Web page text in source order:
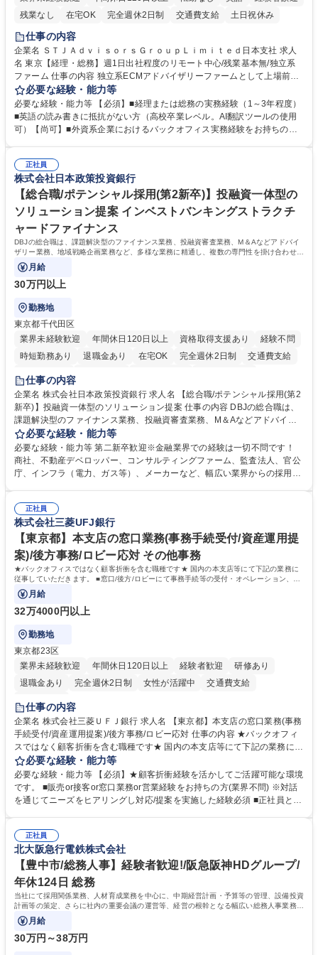
残業なし
在宅OK 完全週休2日制 交通費支給 土日祝休み
仕事の内容
企業名 ＳＴＪＡｄｖｉｓｏｒｓＧｒｏｕｐＬｉｍｉｔｅｄ日本支社 求人
名 東京【経理・総務】週1日出社程度のリモート中心/残業基本無/独立系
ファーム 仕事の内容 独立系ECMアドバイザリーファームとして上場前後
の資本市場戦略を設計する当社にて経理・総務をお任せします。基礎的な
バックオフィス業務からスタートし組織を支える専任担当として広く活躍
できる環境です。 ■日常経理、月次および年次決算サポート業務 ■本国
（グローバル）との英文メール対応（AI翻訳ツール等を使用しての対応で
業務をお任せします。残業も基本的には発生せず、ご自身のペースで業務
を進めやすく定着率の高い環境です。 募集職種 東京【経理・総務】週1日
出社程度のリモート中心/残業基本無/独立系ファーム
必要な経験・能力等
必要な経験・能力等 【必須】■経理または総務の実務経験（1～3年程度）
■英語の読み書きに抵抗がない方（高校卒業レベル。AI翻訳ツールの使用
可）【尚可】■外資系企業におけるバックオフィス実務経験をお持ちの方
【働き方について】現在は週4日程度の在宅勤務を実施しており、ワーク
ライフバランスを重視する方に最適な環境です（フルリモートも面接で相
談可）。【求める人物像】幅広いバックオフィス業務に柔軟に対応でき、
社内外と円滑にコミュニケーションを取りながら業務を推進できる方 学
歴・資格 学歴：大学院 大学 高専 短大 専修学校 高校 語学力： 資格：
正社員
株式会社日本政策投資銀行
【総合職/ポテンシャル採用(第2新卒)】投融資一体型の
ソリューション提案 インベストバンキングストラクチ
ャードファイナンス
DBJの総合職は、課題解決型のファイナンス業務、投融資審査業務、M＆Aなどアドバイ
ザリー業務、地域戦略企画業務など、多様な業務に精通し、複数の専門性を掛け合わせて
広く社会に貢献していく職種です。
月給
30万円以上
勤務地
東京都千代田区
業界未経験歓迎
年間休日120日以上 資格取得支援あり
経験不問
時短勤務あり
退職金あり 在宅OK 完全週休2日制
交通費支給
駅近5分以内
食事補助あり
託児所あり
仕事の内容
企業名 株式会社日本政策投資銀行 求人名 【総合職/ポテンシャル採用(第2
新卒)】投融資一体型のソリューション提案 仕事の内容 DBJの総合職は、
課題解決型のファイナンス業務、投融資審査業務、M＆Aなどアドバイザ
リー業務、地域戦略企画業務など、多様な業務に精通し、複数の専門性を
掛け合わせて広く社会に貢献していく職種です。 入社後は、横断的なロー
テーションを経て適性や専門性に応じたキャリアを形成していただきま
す。総合職として入社いただき、下記いずれかの部門でご活躍いただきま
ート・ナレッジ業務 ※それぞれの業務内容に関しては、別途その他労働条
件備考欄に記載 募集職種 【総合職/ポテンシャル採用(第2新卒)】投融資一
体型のソリューション提案
必要な経験・能力等
必要な経験・能力等 第二新卒歓迎※金融業界での経験は一切不問です！
商社、不動産デベロッパー、コンサルティングファーム、監査法人、官公
庁、インフラ（電力、ガス等）、メーカーなど、幅広い業界からの採用実
く高い志を併せもった人材を求めています。ポテンシャル採用（第2新
卒）では、金融業界での経験や知識を問いません。新たな時代を見据え
て、複雑化する社会課題の解決に向けて先鞭をつける役割を担いたい、と
いう気概をお持ちの方を心待ちにしています。 学歴・資格 学歴：大学院
大学 語学力： 資格：
正社員
株式会社三菱UFJ銀行
【東京都】本支店の窓口業務(事務手続受付/資産運用提
案)/後方事務/ロビー応対 その他事務
★バックオフィスではなく顧客折衝を含む職種です★ 国内の本支店等にて下記の業務に
従事していただきます。 ■窓口/後方/ロビーにて事務手続等の受付・オペレーション、お
客様対応
月給
32万4000円以上
勤務地
東京都23区
業界未経験歓迎
年間休日120日以上 経験者歓迎
研修あり
退職金あり
完全週休2日制 女性が活躍中
交通費支給
土日祝休み
仕事の内容
企業名 株式会社三菱ＵＦＪ銀行 求人名 【東京都】本支店の窓口業務(事務
手続受付/資産運用提案)/後方事務/ロビー応対 仕事の内容 ★バックオフィ
スではなく顧客折衝を含む職種です★ 国内の本支店等にて下記の業務に従
事していただきます。 ■窓口/後方/ロビーにて事務手続等の受付・オペレ
ーション、お客様対応 ■窓口にて、ご来店された個人のお客様に対して金
融商品のご提案 ■効率的な事務運用の検討・構築等 ≪業務紹介：ご応募前
に必ずご覧ください≫ ※記事 https://www.mysite.bk.mufg.jp/career/circle/
必要な経験・能力等
必要な経験・能力等 【必須】★顧客折衝経験を活かしてご活躍可能な環境
です。 ■販売or接客or窓口業務or営業経験をお持ちの方(業界不問) ※対話
を通じてニーズをヒアリングし対応/提案を実施した経験必須 ■正社員とし
るので安心して入行いただけます。 幅広いキャリアの選択肢があり、公募
や社内副業等を活用し、 一人ひとりが挑戦できるカルチャーが浸透してい
ます。 学歴・資格 学歴：大学院 大学 高専 短大 専修学校 高校 語学力：
資格：
正社員
北大阪急行電鉄株式会社
【豊中市/総務人事】経験者歓迎!/阪急阪神HDグループ/
年休124日 総務
当社にて採用関係業務、人材育成業務を中心に、中期経営計画・予算等の管理、設備投資
計画等の策定、さらに社内の重要会議の運営等、経営の根幹となる幅広い総務人事業務全
般を担当していただきます。
月給
30万円～38万円